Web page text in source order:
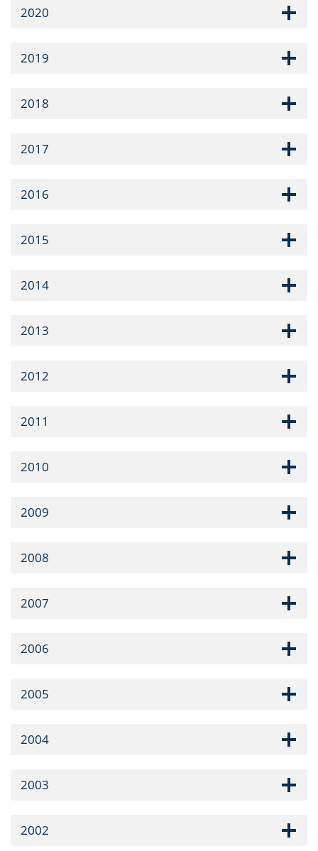
2020
2019
2018
2017
2016
2015
2014
2013
2012
2011
2010
2009
2008
2007
2006
2005
2004
2003
2002